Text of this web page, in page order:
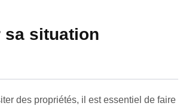
sa situation
des propriétés, il est essentiel de faire